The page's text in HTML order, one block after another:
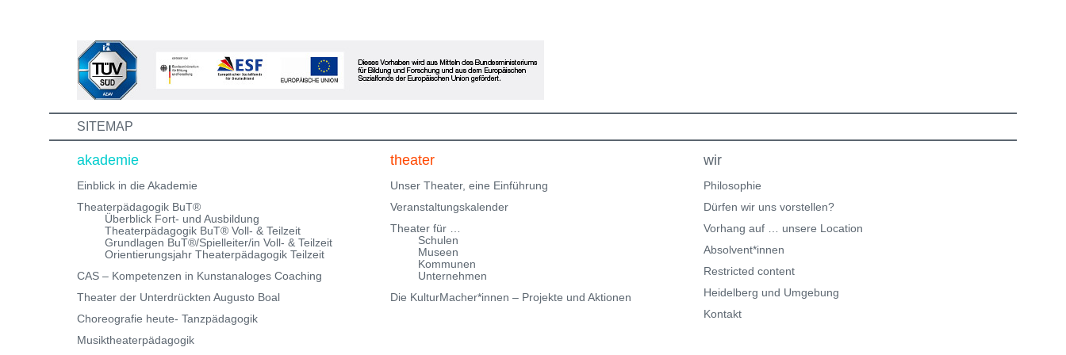
Weiterbildungen und erhalte eine Einladung zum
Informations- und Aufnahmeworkshop. Bei Fragen,
schreibe uns einfach eine Mail an:
info@theaterwerkstatt-heidelberg.de Wir freuen uns auf
Klingenteichstraße verfügen. Hinweise über
Parkmöglichkeiten findest Du hier:
SITEMAP
akademie
Einblick in die Akademie
Theaterpädagogik BuT®
Überblick Fort- und Ausbildung
Theaterpädagogik BuT® Voll- & Teilzeit
Grundlagen BuT®/Spielleiter/in Voll- & Teilzeit
Orientierungsjahr Theaterpädagogik Teilzeit
CAS – Kompetenzen in Kunstanaloges Coaching
Theater der Unterdrückten Augusto Boal
Choreografie heute- Tanzpädagogik
Musiktheaterpädagogik
theater
Unser Theater, eine Einführung
Veranstaltungskalender
Theater für …
Schulen
Museen
Kommunen
Unternehmen
Die KulturMacher*innen – Projekte und Aktionen
wir
Philosophie
Dürfen wir uns vorstellen?
Vorhang auf … unsere Location
Absolvent*innen
Restricted content
Heidelberg und Umgebung
Kontakt